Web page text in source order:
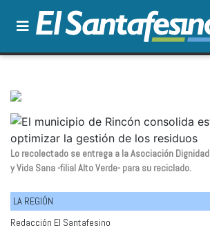
Lo recolectado se entrega a la Asociación Dignidad
y Vida Sana -filial Alto Verde- para su reciclado.
LA REGIÓN
Redacción El Santafesino